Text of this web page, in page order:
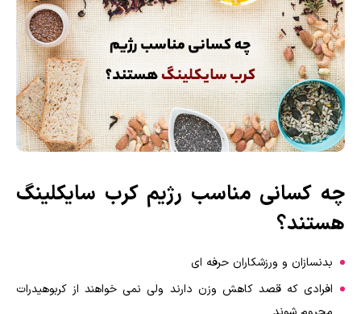
چه کسانی مناسب رژیم کرب سایکلینگ
هستند؟
بدنسازان و ورزشکاران حرفه ای
افرادی که قصد کاهش وزن دارند ولی نمی خواهند از کربوهیدرات